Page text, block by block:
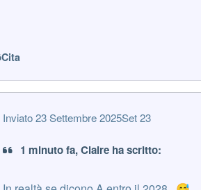
Cita
Inviato23 Settembre 2025Set 23
1 minuto fa, Claire ha scritto: